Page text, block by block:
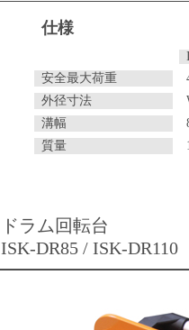
仕様
安全最大荷重
外径寸法
溝幅
質量
ドラム回転台
ISK-DR85 / ISK-DR110